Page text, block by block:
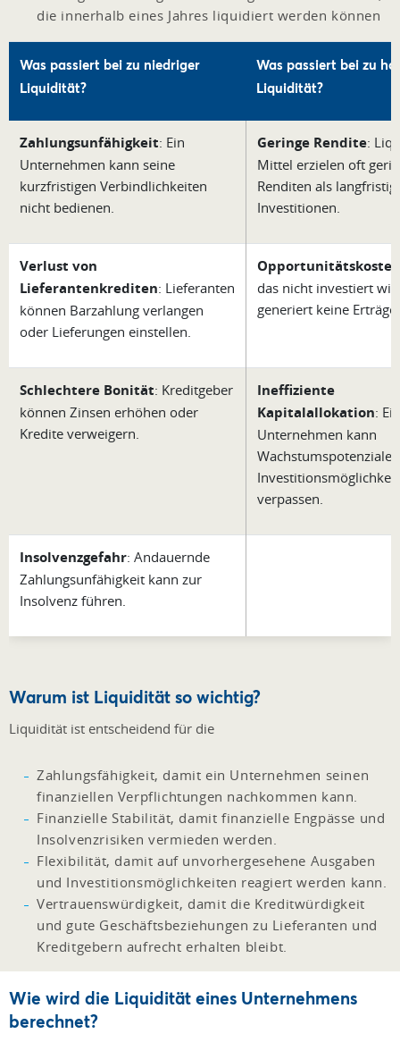
die innerhalb eines Jahres liquidiert werden können
Was passiert bei zu niedriger
Liquidität?
Was passiert bei zu
Liquidität?
Zahlungsunfähigkeit: Ein
Unternehmen kann seine
kurzfristigen Verbindlichkeiten
nicht bedienen.
Geringe Rendite:
Mittel erzielen oft
Renditen als
Investitionen.
Verlust von
Lieferantenkrediten: Lieferanten
können Barzahlung verlangen
oder Lieferungen einstellen.
Opportunitätskosten
das nicht investiert
generiert keine Erträge.
Schlechtere Bonität: Kreditgeber
können Zinsen erhöhen oder
Kredite verweigern.
Ineffiziente
Kapitalallokation: Ein
Unternehmen kann
Wachstumspotenziale
verpassen.
Insolvenzgefahr: Andauernde
Zahlungsunfähigkeit kann zur
Insolvenz führen.
Warum ist Liquidität so wichtig?
Liquidität ist entscheidend für die
Zahlungsfähigkeit, damit ein Unternehmen seinen
finanziellen Verpflichtungen nachkommen kann.
Finanzielle Stabilität, damit finanzielle Engpässe und
Insolvenzrisiken vermieden werden.
Flexibilität, damit auf unvorhergesehene Ausgaben
und Investitionsmöglichkeiten reagiert werden kann.
Vertrauenswürdigkeit, damit die Kreditwürdigkeit
und gute Geschäftsbeziehungen zu Lieferanten und
Kreditgebern aufrecht erhalten bleibt.
Wie wird die Liquidität eines Unternehmens
berechnet?